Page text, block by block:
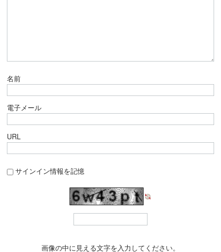
名前
電子メール
URL
サインイン情報を記憶
画像の中に見える文字を入力してください。